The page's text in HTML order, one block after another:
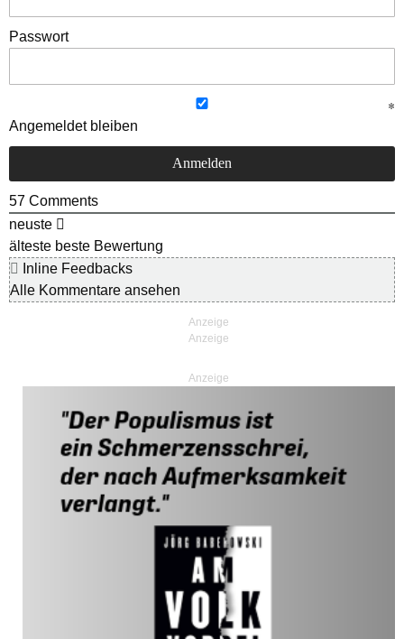
Passwort
Angemeldet bleiben
57 Comments
neuste
älteste beste Bewertung
Inline Feedbacks
Alle Kommentare ansehen
Anzeige